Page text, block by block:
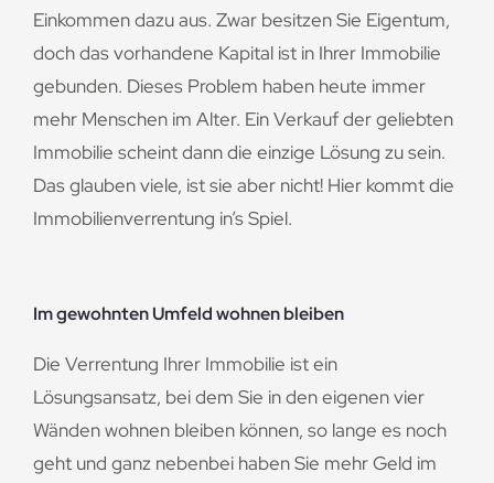
Einkommen dazu aus. Zwar besitzen Sie Eigentum,
doch das vorhandene Kapital ist in Ihrer Immobilie
gebunden. Dieses Problem haben heute immer
mehr Menschen im Alter. Ein Verkauf der geliebten
Immobilie scheint dann die einzige Lösung zu sein.
Das glauben viele, ist sie aber nicht! Hier kommt die
Immobilienverrentung in’s Spiel.
Im gewohnten Umfeld wohnen bleiben
Die Verrentung Ihrer Immobilie ist ein
Lösungsansatz, bei dem Sie in den eigenen vier
Wänden wohnen bleiben können, so lange es noch
geht und ganz nebenbei haben Sie mehr Geld im